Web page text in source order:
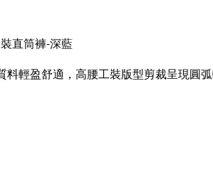
直筒褲-深藍
料輕盈舒適，高腰工裝版型剪裁呈現圓